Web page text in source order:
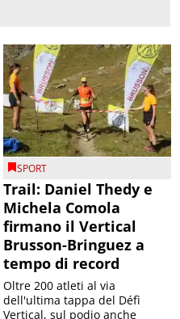
SPORT
Trail: Daniel Thedy e
Michela Comola
firmano il Vertical
Brusson-Bringuez a
tempo di record
Oltre 200 atleti al via
dell'ultima tappa del Défì
Vertical, sul podio anche